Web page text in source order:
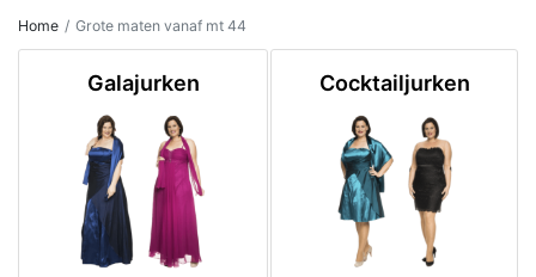
Home Grote maten vanaf mt 44
Galajurken Cocktailjurken